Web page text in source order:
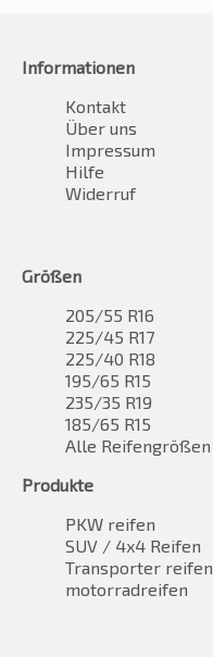
Informationen
Kontakt
Über uns
Impressum
Hilfe
Widerruf
Größen
205/55 R16
225/45 R17
225/40 R18
195/65 R15
235/35 R19
185/65 R15
Alle Reifengrößen
Produkte
PKW reifen
SUV / 4x4 Reifen
Transporter reifen
motorradreifen